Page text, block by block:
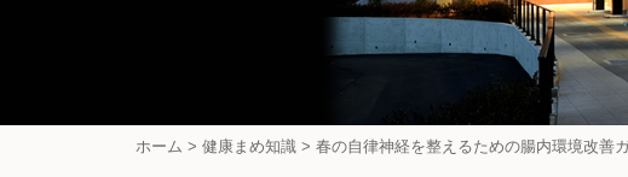
ホーム > 健康まめ知識 > 春の自律神経を整えるための腸内環境改善